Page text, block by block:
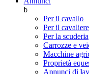
b
Per il cavallo
Per il cavaliere
Per la scuderia
Carrozze e
Macchine
Proprietà
Annunci di